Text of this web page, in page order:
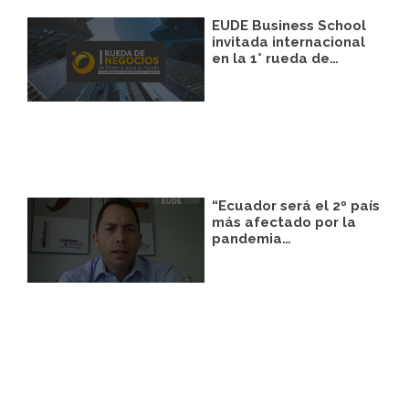
EUDE Business School
invitada internacional
en la 1° rueda de…
“Ecuador será el 2º país
más afectado por la
pandemia…